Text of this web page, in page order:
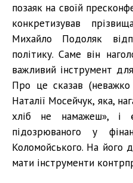
позаяк на своїй
конкретизував
Михайло Подоляк
політику. Саме він
важливий інструмент
Про це сказав (неважко
Наталії Мосейчук, яка,
хліб не намажеш», і
підозрюваного у
Коломойського. На його
мати інструменти